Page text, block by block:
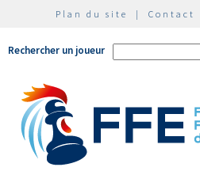
Plan du site | Contact
Rechercher un joueur